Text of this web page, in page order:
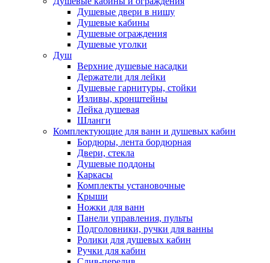
Душевые двери в нишу
Душевые кабины
Душевые ограждения
Душевые уголки
Душ
Верхние душевые насадки
Держатели для лейки
Душевые гарнитуры, стойки
Изливы, кронштейны
Лейка душевая
Шланги
Комплектующие для ванн и душевых кабин
Бордюры, лента бордюрная
Двери, стекла
Душевые поддоны
Каркасы
Комплекты установочные
Крыши
Ножки для ванн
Панели управления, пульты
Подголовники, ручки для ванны
Ролики для душевых кабин
Ручки для кабин